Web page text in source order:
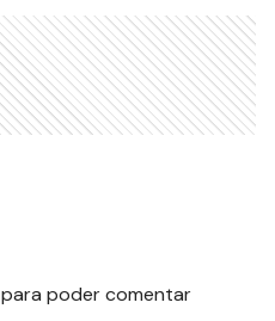
para poder comentar